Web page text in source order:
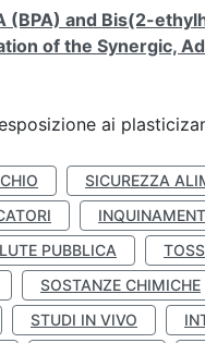
and Bis(2-
of the Synergic,
ai
SICUREZZA
PUBBLICA
SOSTANZE CHIMICHE
STUDI IN VIVO